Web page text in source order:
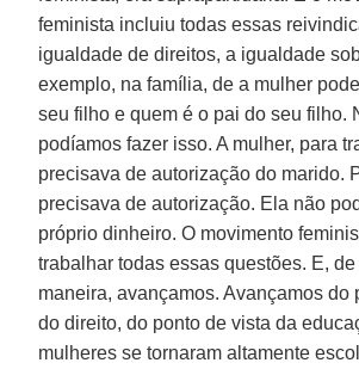
feminista incluiu todas essas
igualdade de direitos, a igualdade
exemplo, na família, de a mulher
seu filho e quem é o pai do seu filho.
podíamos fazer isso. A mulher, para
precisava de autorização do marido.
precisava de autorização. Ela não
próprio dinheiro. O movimento
trabalhar todas essas questões. E, de
maneira, avançamos. Avançamos do
do direito, do ponto de vista da
mulheres se tornaram altamente